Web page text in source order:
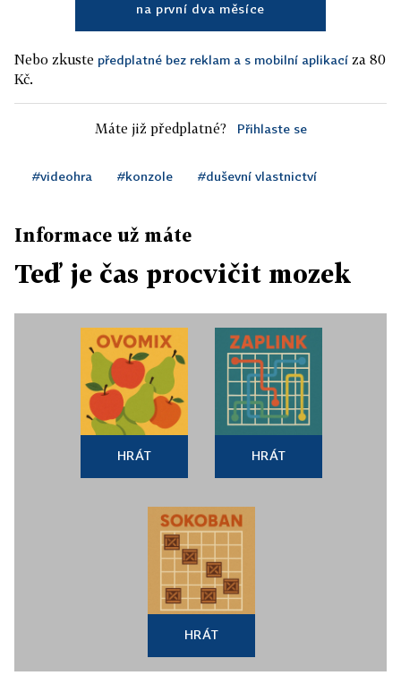
na první dva měsíce
Nebo zkuste předplatné bez reklam a s mobilní aplikací za 80
Kč.
Máte již předplatné? Přihlaste se
#videohra #konzole #duševní vlastnictví
Informace už máte
Teď je čas procvičit mozek
HRÁT HRÁT
HRÁT